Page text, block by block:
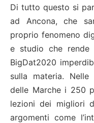
Di tutto questo si
ad Ancona, che
proprio fenomeno
e studio che rende
BigDat2020
sulla materia. Nelle
delle Marche i 250
lezioni dei migliori
argomenti come